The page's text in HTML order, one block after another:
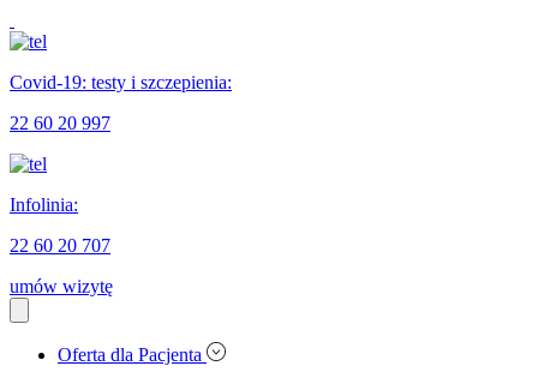
Covid-19: testy i szczepienia:
22 60 20 997
Infolinia:
22 60 20 707
umów wizytę
Oferta dla Pacjenta